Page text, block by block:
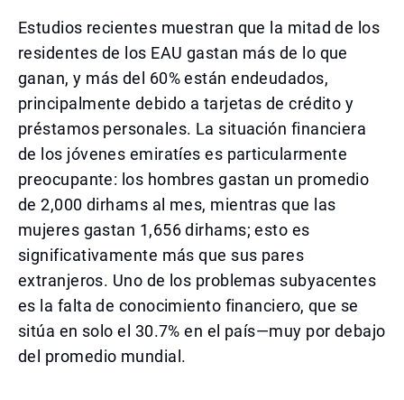
Estudios recientes muestran que la mitad de los
residentes de los EAU gastan más de lo que
ganan, y más del 60% están endeudados,
principalmente debido a tarjetas de crédito y
préstamos personales. La situación financiera
de los jóvenes emiratíes es particularmente
preocupante: los hombres gastan un promedio
de 2,000 dirhams al mes, mientras que las
mujeres gastan 1,656 dirhams; esto es
significativamente más que sus pares
extranjeros. Uno de los problemas subyacentes
es la falta de conocimiento financiero, que se
sitúa en solo el 30.7% en el país—muy por debajo
del promedio mundial.